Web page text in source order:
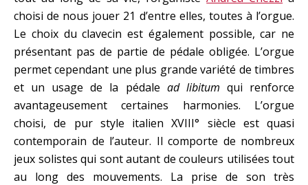
choisi de nous jouer 21 d’entre elles, toutes à l’orgue.
Le choix du clavecin est également possible, car ne
présentant pas de partie de pédale obligée. L’orgue
permet cependant une plus grande variété de timbres
et un usage de la pédale ad libitum qui renforce
avantageusement certaines harmonies. L’orgue
choisi, de pur style italien XVIII° siècle est quasi
contemporain de l’auteur. Il comporte de nombreux
jeux solistes qui sont autant de couleurs utilisées tout
au long des mouvements. La prise de son très